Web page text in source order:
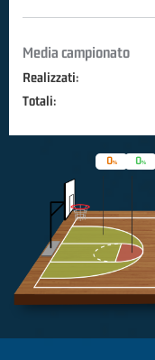
Media campionato
Realizzati:
Totali:
0
0